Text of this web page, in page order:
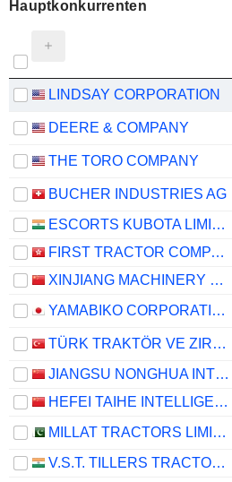
Hauptkonkurrenten
LINDSAY CORPORATION
DEERE & COMPANY
THE TORO COMPANY
BUCHER INDUSTRIES AG
ESCORTS KUBOTA LIMITED
FIRST TRACTOR COMPANY LIMITED
XINJIANG MACHINERY RESEARCH INSTITUTE CO., LTD.
YAMABIKO CORPORATION
TÜRK TRAKTÖR VE ZIRAAT MAKINELERI
JIANGSU NONGHUA INTELLIGENT AGRICULTURE TECHNOLOGY CO.LTD
HEFEI TAIHE INTELLIGENT TECHNOLOGY GROUP CO.,LTD.
MILLAT TRACTORS LIMITED
V.S.T. TILLERS TRACTORS LIMITED